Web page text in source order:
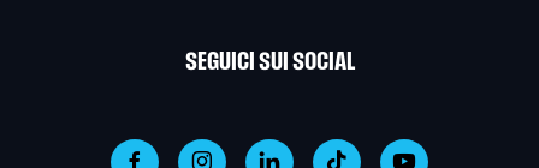
SEGUICI SUI SOCIAL